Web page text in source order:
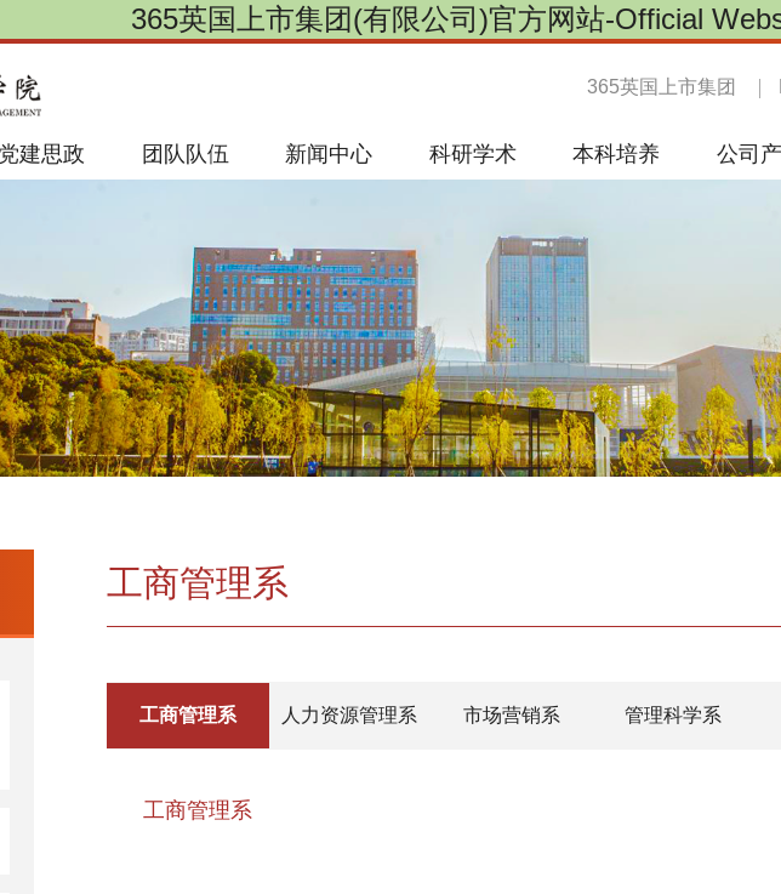
365英国上市集团(有限公司)官方网站-Official
365英国上市集团
党建思政 团队队伍 新闻中心 科研学术 本科培养 公司
工商管理系
工商管理系 人力资源管理系 市场营销系 管理科学系
工商管理系